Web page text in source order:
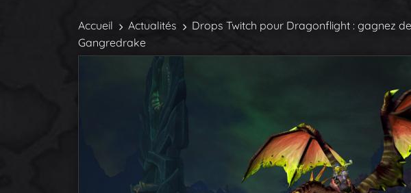
Accueil Actualités
Drops Twitch pour Dragonflight : gagnez
Gangredrake